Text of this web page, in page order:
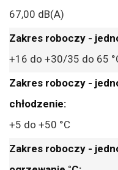
67,00 dB(A)
+16 do +30/35 do 65
+5 do +50 °C